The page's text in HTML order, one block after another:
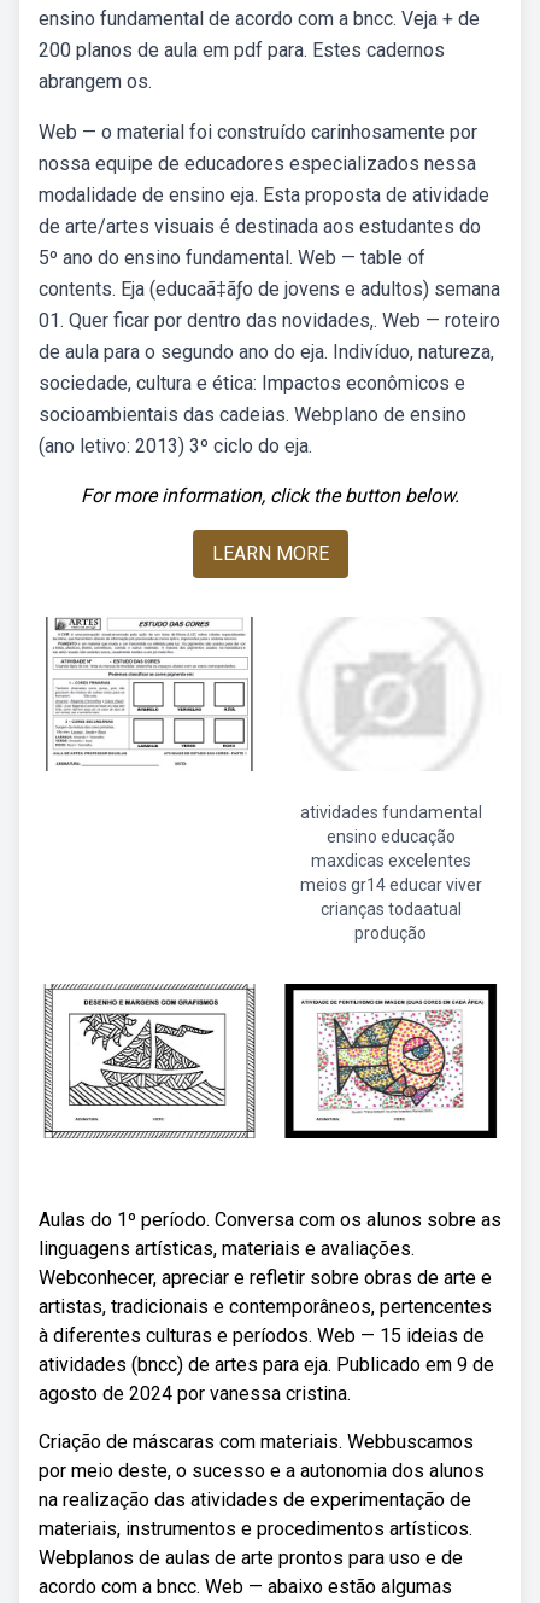
ensino fundamental de acordo com a bncc. Veja + de
200 planos de aula em pdf para. Estes cadernos
abrangem os.
Web — o material foi construído carinhosamente por
nossa equipe de educadores especializados nessa
modalidade de ensino eja. Esta proposta de atividade
de arte/artes visuais é destinada aos estudantes do
5º ano do ensino fundamental. Web — table of
contents. Eja (educaã‡ãƒo de jovens e adultos) semana
01. Quer ficar por dentro das novidades,. Web — roteiro
de aula para o segundo ano do eja. Indivíduo, natureza,
sociedade, cultura e ética: Impactos econômicos e
socioambientais das cadeias. Webplano de ensino
(ano letivo: 2013) 3º ciclo do eja.
For more information, click the button below.
LEARN MORE
atividades fundamental
ensino educação
maxdicas excelentes
meios gr14 educar viver
crianças todaatual
produção
Aulas do 1º período. Conversa com os alunos sobre as
linguagens artísticas, materiais e avaliações.
Webconhecer, apreciar e refletir sobre obras de arte e
artistas, tradicionais e contemporâneos, pertencentes
à diferentes culturas e períodos. Web — 15 ideias de
atividades (bncc) de artes para eja. Publicado em 9 de
agosto de 2024 por vanessa cristina.
Criação de máscaras com materiais. Webbuscamos
por meio deste, o sucesso e a autonomia dos alunos
na realização das atividades de experimentação de
materiais, instrumentos e procedimentos artísticos.
Webplanos de aulas de arte prontos para uso e de
acordo com a bncc. Web — abaixo estão algumas